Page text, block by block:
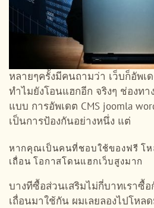
หลายๆครั้งมีคนถามว่า เว็บก็อัพเ
ทำไมยังโอนแฮกอีก จริงๆ ช่องทา
แบบ การอัพเดต CMS joomla
เป็นการป้องกันอย่างหนึ่ง แต่
หากคุณเป็นคนที่ชอบใช้ของฟรี โห
เถื่อน โอกาสโดนแฮกเว็บสูงมาก
บางทีซื้อส่วนเสริมไม่กี่บาทเราซื้
เถื่อนมาใช้กัน ผมเลยลองไปโหล